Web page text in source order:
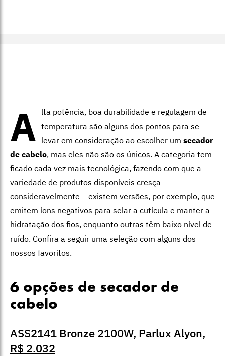
A lta potência, boa durabilidade e regulagem de
temperatura são alguns dos pontos para se
levar em consideração ao escolher um secador
de cabelo, mas eles não são os únicos. A categoria tem
ficado cada vez mais tecnológica, fazendo com que a
variedade de produtos disponíveis cresça
consideravelmente – existem versões, por exemplo, que
emitem íons negativos para selar a cutícula e manter a
hidratação dos fios, enquanto outras têm baixo nível de
ruído. Confira a seguir uma seleção com alguns dos
nossos favoritos.
6 opções de secador de
cabelo
ASS2141 Bronze 2100W, Parlux Alyon,
R$ 2.032